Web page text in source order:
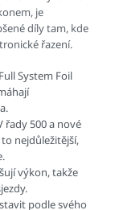
je
díly tam, kde
řazení.
System Foil
řady 500 a nové
nejdůležitější,
výkon, takže
podle svého